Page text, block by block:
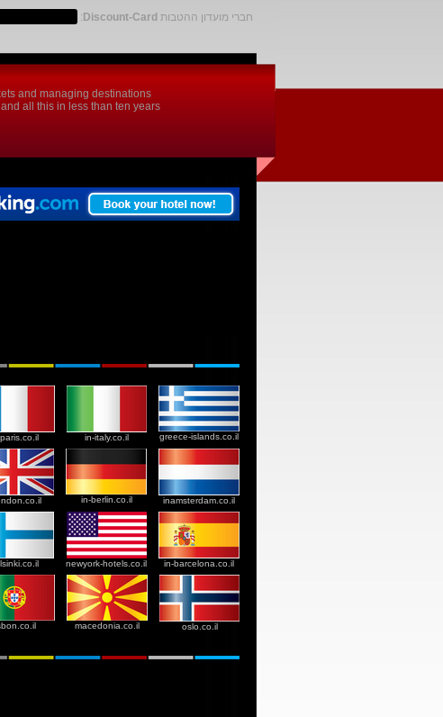
חברי מועדון ההטבות Discount-Card
:
and managing destinations
all this in less than ten years.
greece-islands.co.il
in-italy.co.il
inamsterdam.co.il
in-berlin.co.il
in-barcelona.co.il
newyork-hotels.co.il
oslo.co.il
macedonia.co.il